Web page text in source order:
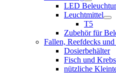
LED
Leuchtmittel
T5
Zubehör für
Fallen, Reefdecks
Dosierbehälter
Fisch und
nützliche